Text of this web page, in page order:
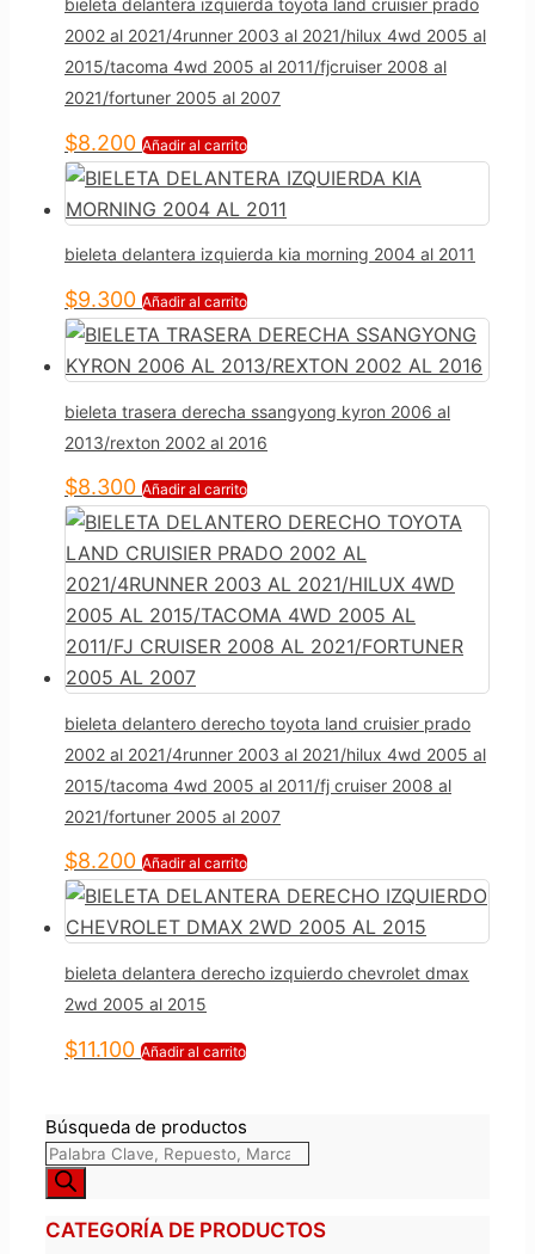
bieleta delantera izquierda toyota land cruisier prado
2002 al 2021/4runner 2003 al 2021/hilux 4wd 2005 al
2015/tacoma 4wd 2005 al 2011/fjcruiser 2008 al
2021/fortuner 2005 al 2007
$8.200 Añadir al carrito
bieleta delantera izquierda kia morning 2004 al 2011
$9.300 Añadir al carrito
bieleta trasera derecha ssangyong kyron 2006 al
2013/rexton 2002 al 2016
$8.300 Añadir al carrito
bieleta delantero derecho toyota land cruisier prado
2002 al 2021/4runner 2003 al 2021/hilux 4wd 2005 al
2015/tacoma 4wd 2005 al 2011/fj cruiser 2008 al
2021/fortuner 2005 al 2007
$8.200 Añadir al carrito
bieleta delantera derecho izquierdo chevrolet dmax
2wd 2005 al 2015
$11.100 Añadir al carrito
Búsqueda de productos
CATEGORÍA DE PRODUCTOS